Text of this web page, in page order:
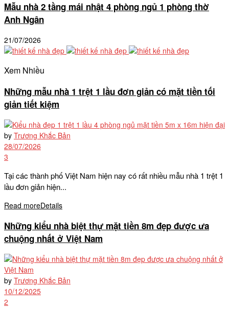
Mẫu nhà 2 tầng mái nhật 4 phòng ngủ 1 phòng thờ
Anh Ngân
21/07/2026
Xem Nhiều
Những mẫu nhà 1 trệt 1 lầu đơn giản có mặt tiền tối
giản tiết kiệm
by Trương Khắc Bản
28/07/2026
3
Tại các thành phố Việt Nam hiện nay có rất nhiều mẫu nhà 1 trệt 1
lầu đơn giản hiện...
Read moreDetails
Những kiểu nhà biệt thự mặt tiền 8m đẹp được ưa
chuộng nhất ở Việt Nam
by Trương Khắc Bản
10/12/2025
2